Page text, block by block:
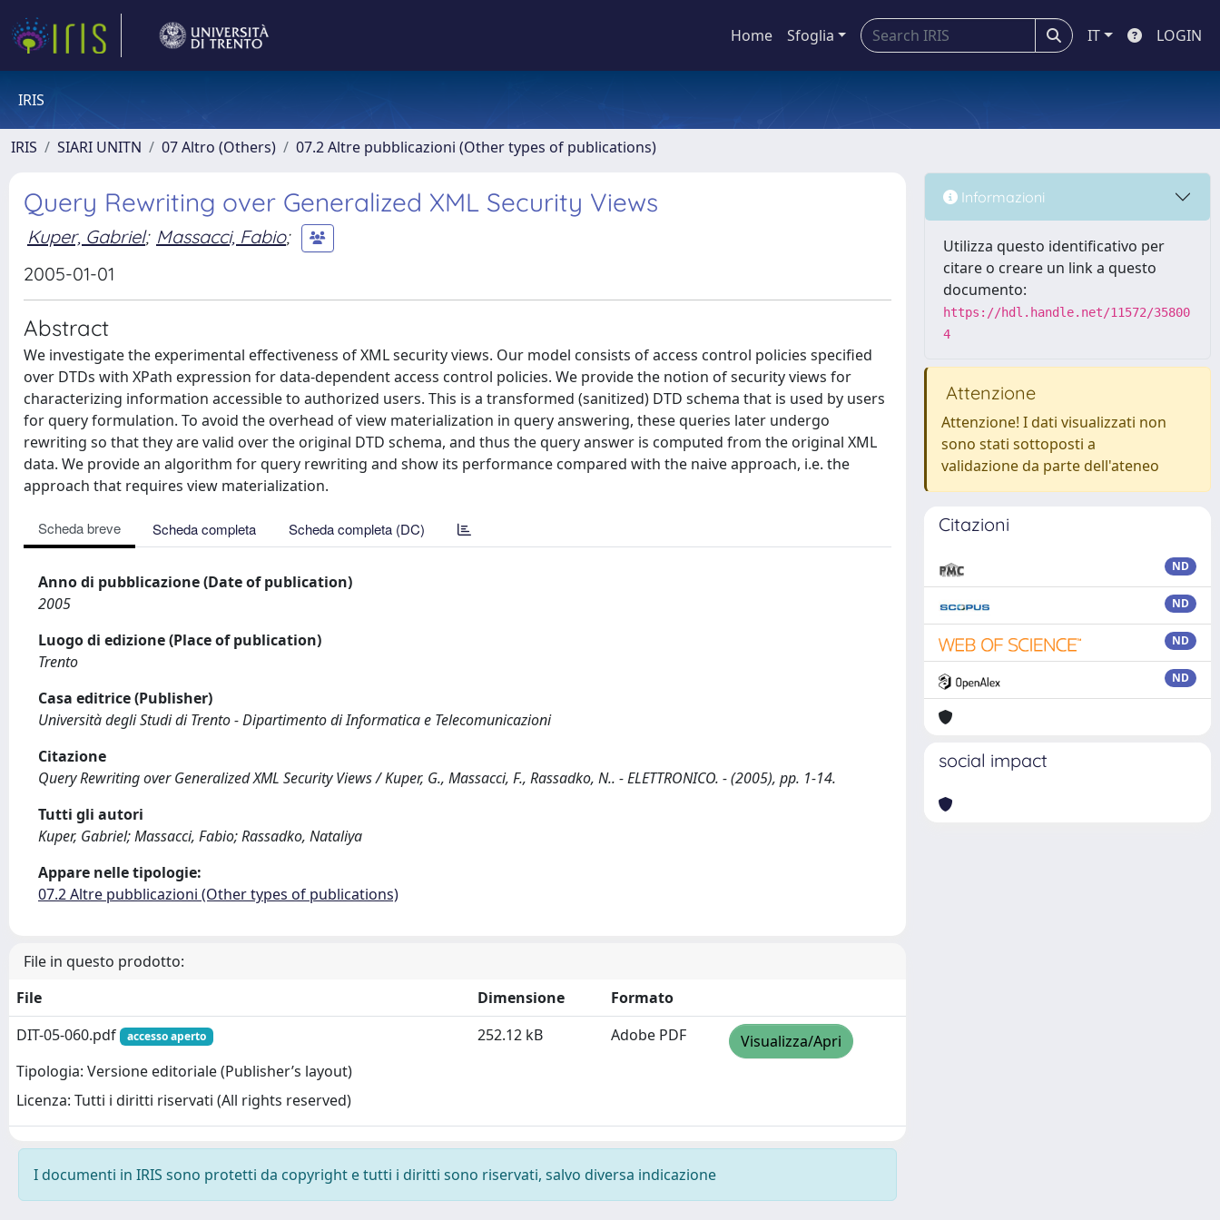
Home Sfoglia IT LOGIN
IRIS
IRIS SIARI UNITN 07 Altro (Others) 07.2 Altre pubblicazioni (Other types of publications)
Query Rewriting over Generalized XML Security Views
Kuper, Gabriel; Massacci, Fabio;
2005-01-01
Abstract
We investigate the experimental effectiveness of XML security views. Our model consists of access control policies specified
over DTDs with XPath expression for data-dependent access control policies. We provide the notion of security views for
characterizing information accessible to authorized users. This is a transformed (sanitized) DTD schema that is used by users
for query formulation. To avoid the overhead of view materialization in query answering, these queries later undergo
rewriting so that they are valid over the original DTD schema, and thus the query answer is computed from the original XML
data. We provide an algorithm for query rewriting and show its performance compared with the naive approach, i.e. the
approach that requires view materialization.
Scheda breve Scheda completa Scheda completa (DC)
Anno di pubblicazione (Date of publication)
2005
Luogo di edizione (Place of publication)
Trento
Casa editrice (Publisher)
Università degli Studi di Trento - Dipartimento di Informatica e Telecomunicazioni
Citazione
Query Rewriting over Generalized XML Security Views / Kuper, G., Massacci, F., Rassadko, N.. - ELETTRONICO. - (2005), pp. 1-14.
Tutti gli autori
Kuper, Gabriel; Massacci, Fabio; Rassadko, Nataliya
Appare nelle tipologie:
07.2 Altre pubblicazioni (Other types of publications)
File in questo prodotto:
File
Dimensione
Formato
DIT-05-060.pdf
accesso aperto
Tipologia: Versione editoriale (Publisher’s layout)
Licenza: Tutti i diritti riservati (All rights reserved)
252.12 kB Adobe PDF Visualizza/Apri
I documenti in IRIS sono protetti da copyright e tutti i diritti sono riservati, salvo diversa indicazione
Informazioni
Utilizza questo identificativo per
citare o creare un link a questo
documento:
https://hdl.handle.net/11572/35800
4
Attenzione
Attenzione! I dati visualizzati non
sono stati sottoposti a
validazione da parte dell'ateneo
Citazioni
ND
ND
ND
ND
social impact